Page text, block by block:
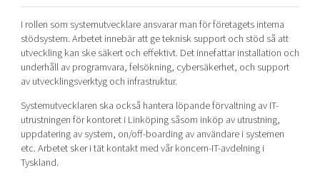
Visual technologies
Shaping cities and regions
Bright East
East Sweden Tech Women
Reversed mentorship
Upscaling
Talent & skills
Startup & industry collaboration
Offers to boost your business
Funding opportunities
Our story, mission & vision
Our community of companies
Projects
Publications
Our clusters
40 years anniversary
Today's lunch in Mjärdevi
I rollen som systemutvecklare ansvarar man för företagets interna
stödsystem. Arbetet innebär att ge teknisk support och stöd så att
utveckling kan ske säkert och effektivt. Det innefattar installation och
underhåll av programvara, felsökning, cybersäkerhet, och support
av utvecklingsverktyg och infrastruktur.
Systemutvecklaren ska också hantera löpande förvaltning av IT-
utrustningen för kontoret i Linköping såsom inköp av utrustning,
uppdatering av system, on/off-boarding av användare i systemen
etc. Arbetet sker i tät kontakt med vår koncern-IT-avdelning i
Tyskland.